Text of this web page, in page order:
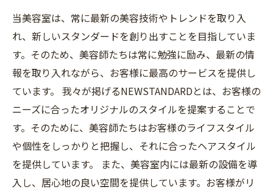
当美容室は、常に最新の美容技術やトレンドを取り入
れ、新しいスタンダードを創り出すことを目指していま
す。そのため、美容師たちは常に勉強に励み、最新の情
報を取り入れながら、お客様に最高のサービスを提供し
ています。 我々が掲げるNEWSTANDARDとは、お客様の
ニーズに合ったオリジナルのスタイルを提案することで
す。そのために、美容師たちはお客様のライフスタイル
や個性をしっかりと把握し、それに合ったヘアスタイル
を提供しています。 また、美容室内には最新の設備を導
入し、居心地の良い空間を提供しています。お客様がリ